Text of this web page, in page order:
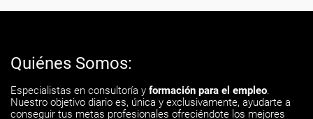
Quiénes Somos:
Especialistas en consultoría y formación para el empleo.
Nuestro objetivo diario es, única y exclusivamente, ayudarte a
conseguir tus metas profesionales ofreciéndote los mejores